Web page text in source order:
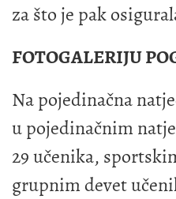
za što je pak
FOTOGALERIJU
Na pojedinačna
u pojedinačnim
29 učenika,
grupnim devet